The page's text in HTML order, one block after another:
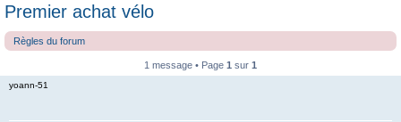
Premier achat vélo
Règles du forum
1 message • Page 1 sur 1
yoann-51